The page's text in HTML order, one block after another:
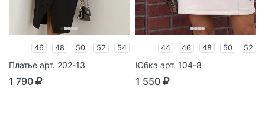
46 48 50 52 54
Платье арт. 202-13
1 790
44 46 48 50 52
Юбка арт. 104-8
1 550